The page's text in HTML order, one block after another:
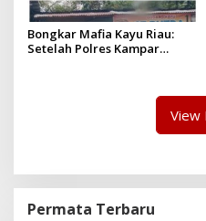
Bongkar Mafia Kayu Riau:
Setelah Polres Kampar
Hapus Berita Kian Menguat
View
Permata Terbaru